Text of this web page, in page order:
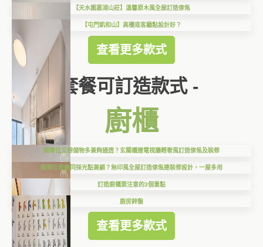
【天水圍嘉湖山莊】溫馨原木風全屋訂造傢俬
【屯門凱和山】高樓底客廳點設計好？
查看更多款式
套餐可訂造款式 -
廚櫃
細單位又想儲物多兼夠通透？玄關櫃連電視牆輕奢風訂造傢俬及裝修
細單位收納同採光點兼顧？無印風全屋訂造傢俬連裝修設計，一屋多用
訂造廚櫃要注意的3個重點
廚房鋅盤
查看更多款式